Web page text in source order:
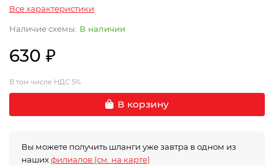
Все характеристики
В наличии
630 ₽
В том числе НДС 5%
В корзину
Вы можете получить шланги уже завтра в одном из
нашихфилиалов (см. на карте)